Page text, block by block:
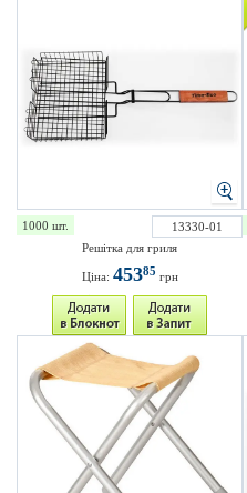
1000 шт.
13330-01
Решітка для гриля
Ціна: 45385 грн